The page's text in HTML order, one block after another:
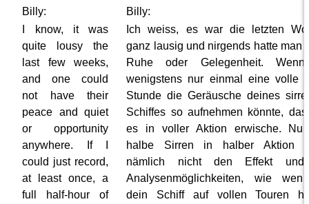
Billy:
Billy:
I know, it was
quite lousy the
last few weeks,
and one could
not have their
peace and quiet
or opportunity
anywhere. If I
could just record,
at least once, a
full half-hour of
Ich weiss, es war die letzten
ganz lausig und nirgends hatte man
Ruhe oder Gelegenheit.
wenigstens nur einmal eine volle
Stunde die Geräusche deines
Schiffes so aufnehmen könnte,
es in voller Aktion erwische.
halbe Sirren in halber Aktion
nämlich nicht den Effekt
Analysenmöglichkeiten, wie
dein Schiff auf vollen Touren